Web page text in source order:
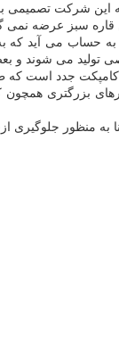
حساب می آید كه
می شوند و
جدد است كه
بزرگتری همچون
به منظور